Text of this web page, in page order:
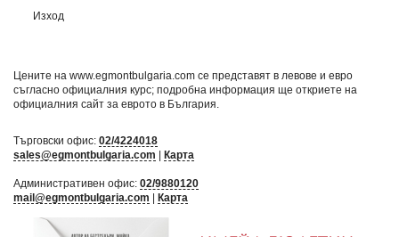
Изход
Цените на www.egmontbulgaria.com се представят в левове и евро
съгласно официалния курс; подробна информация ще откриете на
официалния сайт за еврото в България
Търговски офис: 02/4224018
sales@egmontbulgaria.com
Карта
Административен офис: 02/9880120
mail@egmontbulgaria.com
Карта